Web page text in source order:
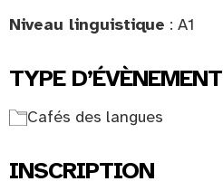
Niveau linguistique : A1
TYPE D’ÉVÈNEMENT
Cafés des langues
INSCRIPTION